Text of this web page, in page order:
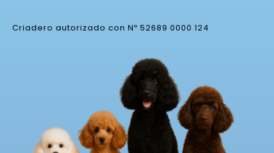
Criadero autorizado con Nº 52689 0000 124